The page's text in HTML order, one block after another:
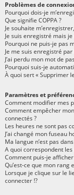
Problèmes de
Pourquoi dois-je
Que signifie COPPA ?
Je souhaite
Je suis enregistré mais
Pourquoi ne puis-je pas
Je me suis enregistré
J’ai perdu mon mot de
Pourquoi suis-je
À quoi sert « Supprimer
Paramètres et
Comment modifier mes
Comment empêcher
connectés ?
Les heures ne sont pas
J’ai changé mon fuseau
Ma langue n’est pas
A quoi correspondent
Comment puis-je
Qu’est-ce que mon rang
Lorsque je clique sur le
connecter !?